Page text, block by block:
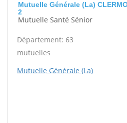
Mutuelle Générale (La)
2
Mutuelle Santé Sénior
Département: 63
mutuelles
Mutuelle Générale (La)